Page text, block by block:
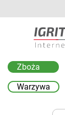
Zboża
Warzywa